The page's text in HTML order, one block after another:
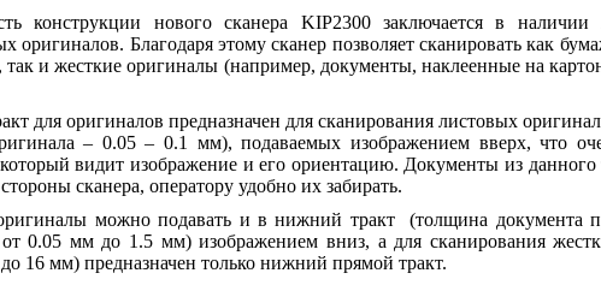
конструкции нового сканера KIP2300 заключается в наличии
оригиналов. Благодаря этому сканер позволяет сканировать как
так и жесткие оригиналы (например, документы, наклеенные на
для оригиналов предназначен для сканирования листовых
– 0.05 – 0.1 мм), подаваемых изображением вверх, что
видит изображение и его ориентацию. Документы из данного
сканера, оператору удобно их забирать.
можно подавать и в нижний тракт
(толщина документа
от 0.05 мм до 1.5 мм) изображением вниз, а для сканирования
16 мм) предназначен только нижний прямой тракт.